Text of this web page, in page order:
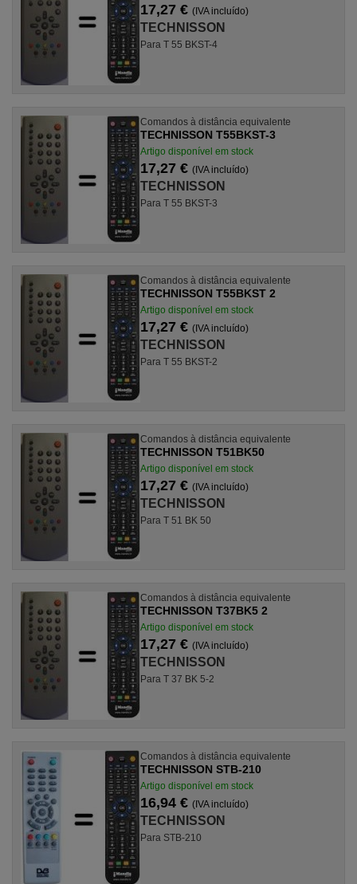
17,27 € (IVA incluído)
TECHNISSON
Para T 55 BKST-4
Comandos à distância equivalente
TECHNISSON T55BKST-3
Artigo disponível em stock
17,27 € (IVA incluído)
TECHNISSON
Para T 55 BKST-3
Comandos à distância equivalente
TECHNISSON T55BKST 2
Artigo disponível em stock
17,27 € (IVA incluído)
TECHNISSON
Para T 55 BKST-2
Comandos à distância equivalente
TECHNISSON T51BK50
Artigo disponível em stock
17,27 € (IVA incluído)
TECHNISSON
Para T 51 BK 50
Comandos à distância equivalente
TECHNISSON T37BK5 2
Artigo disponível em stock
17,27 € (IVA incluído)
TECHNISSON
Para T 37 BK 5-2
Comandos à distância equivalente
TECHNISSON STB-210
Artigo disponível em stock
16,94 € (IVA incluído)
TECHNISSON
Para STB-210